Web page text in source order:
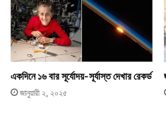
একদিনে ১৬ বার সূর্যোদয়-সূর্যাস্ত দেখার রেকর্ড
জানুয়ারী ২, ২০২৫